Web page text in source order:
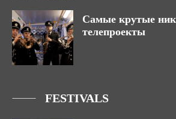
Самые крутые
телепроекты
FESTIVALS